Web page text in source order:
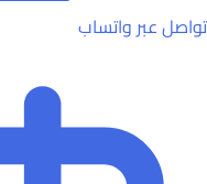
تواصل عبر واتساب